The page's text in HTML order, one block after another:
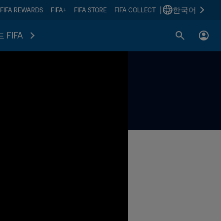
FIFA REWARDS FIFA+ FIFA STORE FIFA COLLECT 한국어
FIFA